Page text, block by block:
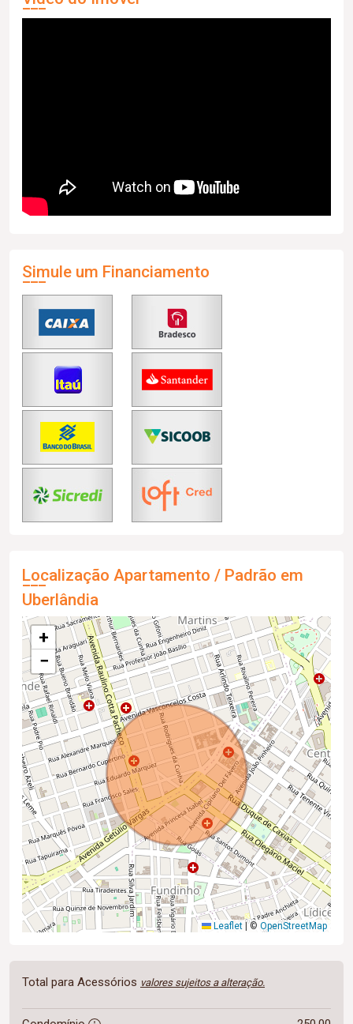
Simule um Financiamento
Localização Apartamento / Padrão em
Uberlândia
+
−
Leaflet |© OpenStreetMap
Total para Acessórios valores sujeitos a alteração.